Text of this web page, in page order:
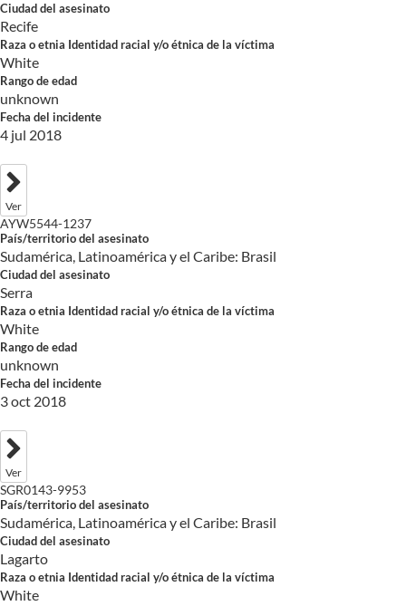
Ciudad del asesinato
Recife
Raza o etnia Identidad racial y/o étnica de la víctima
White
Rango de edad
unknown
Fecha del incidente
4 jul 2018
Ver
AYW5544-1237
País/territorio del asesinato
Sudamérica, Latinoamérica y el Caribe: Brasil
Ciudad del asesinato
Serra
Raza o etnia Identidad racial y/o étnica de la víctima
White
Rango de edad
unknown
Fecha del incidente
3 oct 2018
Ver
SGR0143-9953
País/territorio del asesinato
Sudamérica, Latinoamérica y el Caribe: Brasil
Ciudad del asesinato
Lagarto
Raza o etnia Identidad racial y/o étnica de la víctima
White